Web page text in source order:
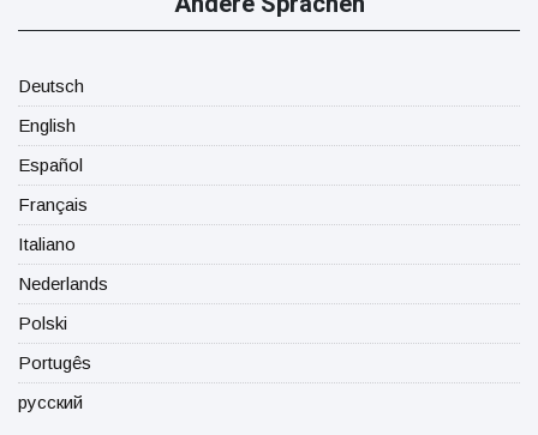
Deutsch
English
Español
Français
Italiano
Nederlands
Polski
Portugês
русский